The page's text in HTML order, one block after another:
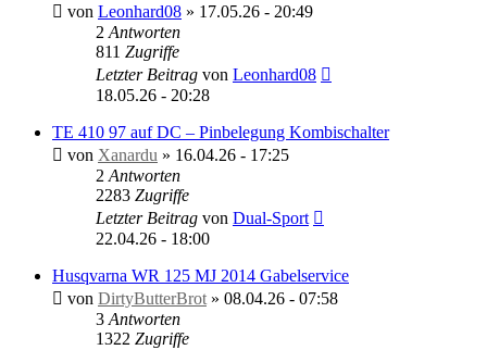
von Leonhard08 » 17.05.26 - 20:49
2 Antworten
811 Zugriffe
Letzter Beitrag von Leonhard08
18.05.26 - 20:28
TE 410 97 auf DC – Pinbelegung Kombischalter
von Xanardu » 16.04.26 - 17:25
2 Antworten
2283 Zugriffe
Letzter Beitrag von Dual-Sport
22.04.26 - 18:00
Husqvarna WR 125 MJ 2014 Gabelservice
von DirtyButterBrot » 08.04.26 - 07:58
3 Antworten
1322 Zugriffe